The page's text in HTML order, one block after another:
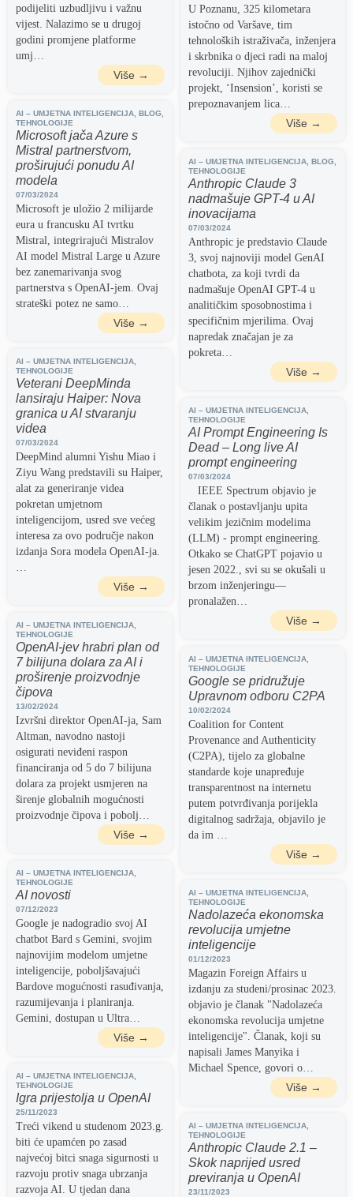
podijeliti uzbudljivu i važnu
vijest. Nalazimo se u drugoj
godini promjene platforme
umj…
Više →
U Poznanu, 325 kilometara
istočno od Varšave, tim
tehnoloških istraživača, inženjera
i skrbnika o djeci radi na maloj
revoluciji. Njihov zajednički
projekt, ‘Insension’, koristi se
prepoznavanjem lica…
Više →
AI – UMJETNA INTELIGENCIJA BLOG
TEHNOLOGIJE
Microsoft jača Azure s
Mistral partnerstvom,
proširujući ponudu AI
modela
07/03/2024
Microsoft je uložio 2 milijarde
eura u francusku AI tvrtku
Mistral, integrirajući Mistralov
AI model Mistral Large u Azure
bez zanemarivanja svog
partnerstva s OpenAI-jem. Ovaj
strateški potez ne samo…
Više →
AI – UMJETNA INTELIGENCIJA BLOG
TEHNOLOGIJE
Anthropic Claude 3
nadmašuje GPT-4 u AI
inovacijama
07/03/2024
Anthropic je predstavio Claude
3, svoj najnoviji model GenAI
chatbota, za koji tvrdi da
nadmašuje OpenAI GPT-4 u
analitičkim sposobnostima i
specifičnim mjerilima. Ovaj
napredak značajan je za
pokreta…
Više →
AI – UMJETNA INTELIGENCIJA
TEHNOLOGIJE
Veterani DeepMinda
lansiraju Haiper: Nova
granica u AI stvaranju
videa
07/03/2024
DeepMind alumni Yishu Miao i
Ziyu Wang predstavili su Haiper,
alat za generiranje videa
pokretan umjetnom
inteligencijom, usred sve većeg
interesa za ovo područje nakon
izdanja Sora modela OpenAI-ja.
…
Više →
AI – UMJETNA INTELIGENCIJA
TEHNOLOGIJE
AI Prompt Engineering Is
Dead – Long live AI
prompt engineering
07/03/2024
IEEE Spectrum objavio je
članak o postavljanju upita
velikim jezičnim modelima
(LLM) - prompt engineering.
Otkako se ChatGPT pojavio u
jesen 2022., svi su se okušali u
brzom inženjeringu—
pronalažen…
Više →
AI – UMJETNA INTELIGENCIJA
TEHNOLOGIJE
OpenAI-jev hrabri plan od
7 bilijuna dolara za AI i
proširenje proizvodnje
čipova
13/02/2024
Izvršni direktor OpenAI-ja, Sam
Altman, navodno nastoji
osigurati neviđeni raspon
financiranja od 5 do 7 bilijuna
dolara za projekt usmjeren na
širenje globalnih mogućnosti
proizvodnje čipova i pobolj…
Više →
AI – UMJETNA INTELIGENCIJA
TEHNOLOGIJE
Google se pridružuje
Upravnom odboru C2PA
10/02/2024
Coalition for Content
Provenance and Authenticity
(C2PA), tijelo za globalne
standarde koje unapređuje
transparentnost na internetu
putem potvrđivanja porijekla
digitalnog sadržaja, objavilo je
da im …
Više →
AI – UMJETNA INTELIGENCIJA
TEHNOLOGIJE
AI novosti
07/12/2023
Google je nadogradio svoj AI
chatbot Bard s Gemini, svojim
najnovijim modelom umjetne
inteligencije, poboljšavajući
Bardove mogućnosti rasuđivanja,
razumijevanja i planiranja.
Gemini, dostupan u Ultra…
Više →
AI – UMJETNA INTELIGENCIJA
TEHNOLOGIJE
Nadolazeća ekonomska
revolucija umjetne
inteligencije
01/12/2023
Magazin Foreign Affairs u
izdanju za studeni/prosinac 2023.
objavio je članak "Nadolazeća
ekonomska revolucija umjetne
inteligencije". Članak, koji su
napisali James Manyika i
Michael Spence, govori o…
Više →
AI – UMJETNA INTELIGENCIJA
TEHNOLOGIJE
Igra prijestolja u OpenAI
25/11/2023
Treći vikend u studenom 2023.g.
biti će upamćen po zasad
najvećoj bitci snaga sigurnosti u
razvoju protiv snaga ubrzanja
razvoja AI. U tjedan dana
AI – UMJETNA INTELIGENCIJA
TEHNOLOGIJE
Anthropic Claude 2.1 –
Skok naprijed usred
previranja u OpenAI
23/11/2023